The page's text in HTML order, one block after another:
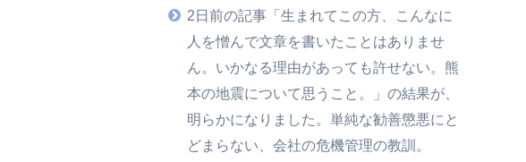
2日前の記事「生まれてこの方、こんなに
人を憎んで文章を書いたことはありませ
ん。いかなる理由があっても許せない。熊
本の地震について思うこと。」の結果が、
明らかになりました。単純な勧善懲悪にと
どまらない、会社の危機管理の教訓。